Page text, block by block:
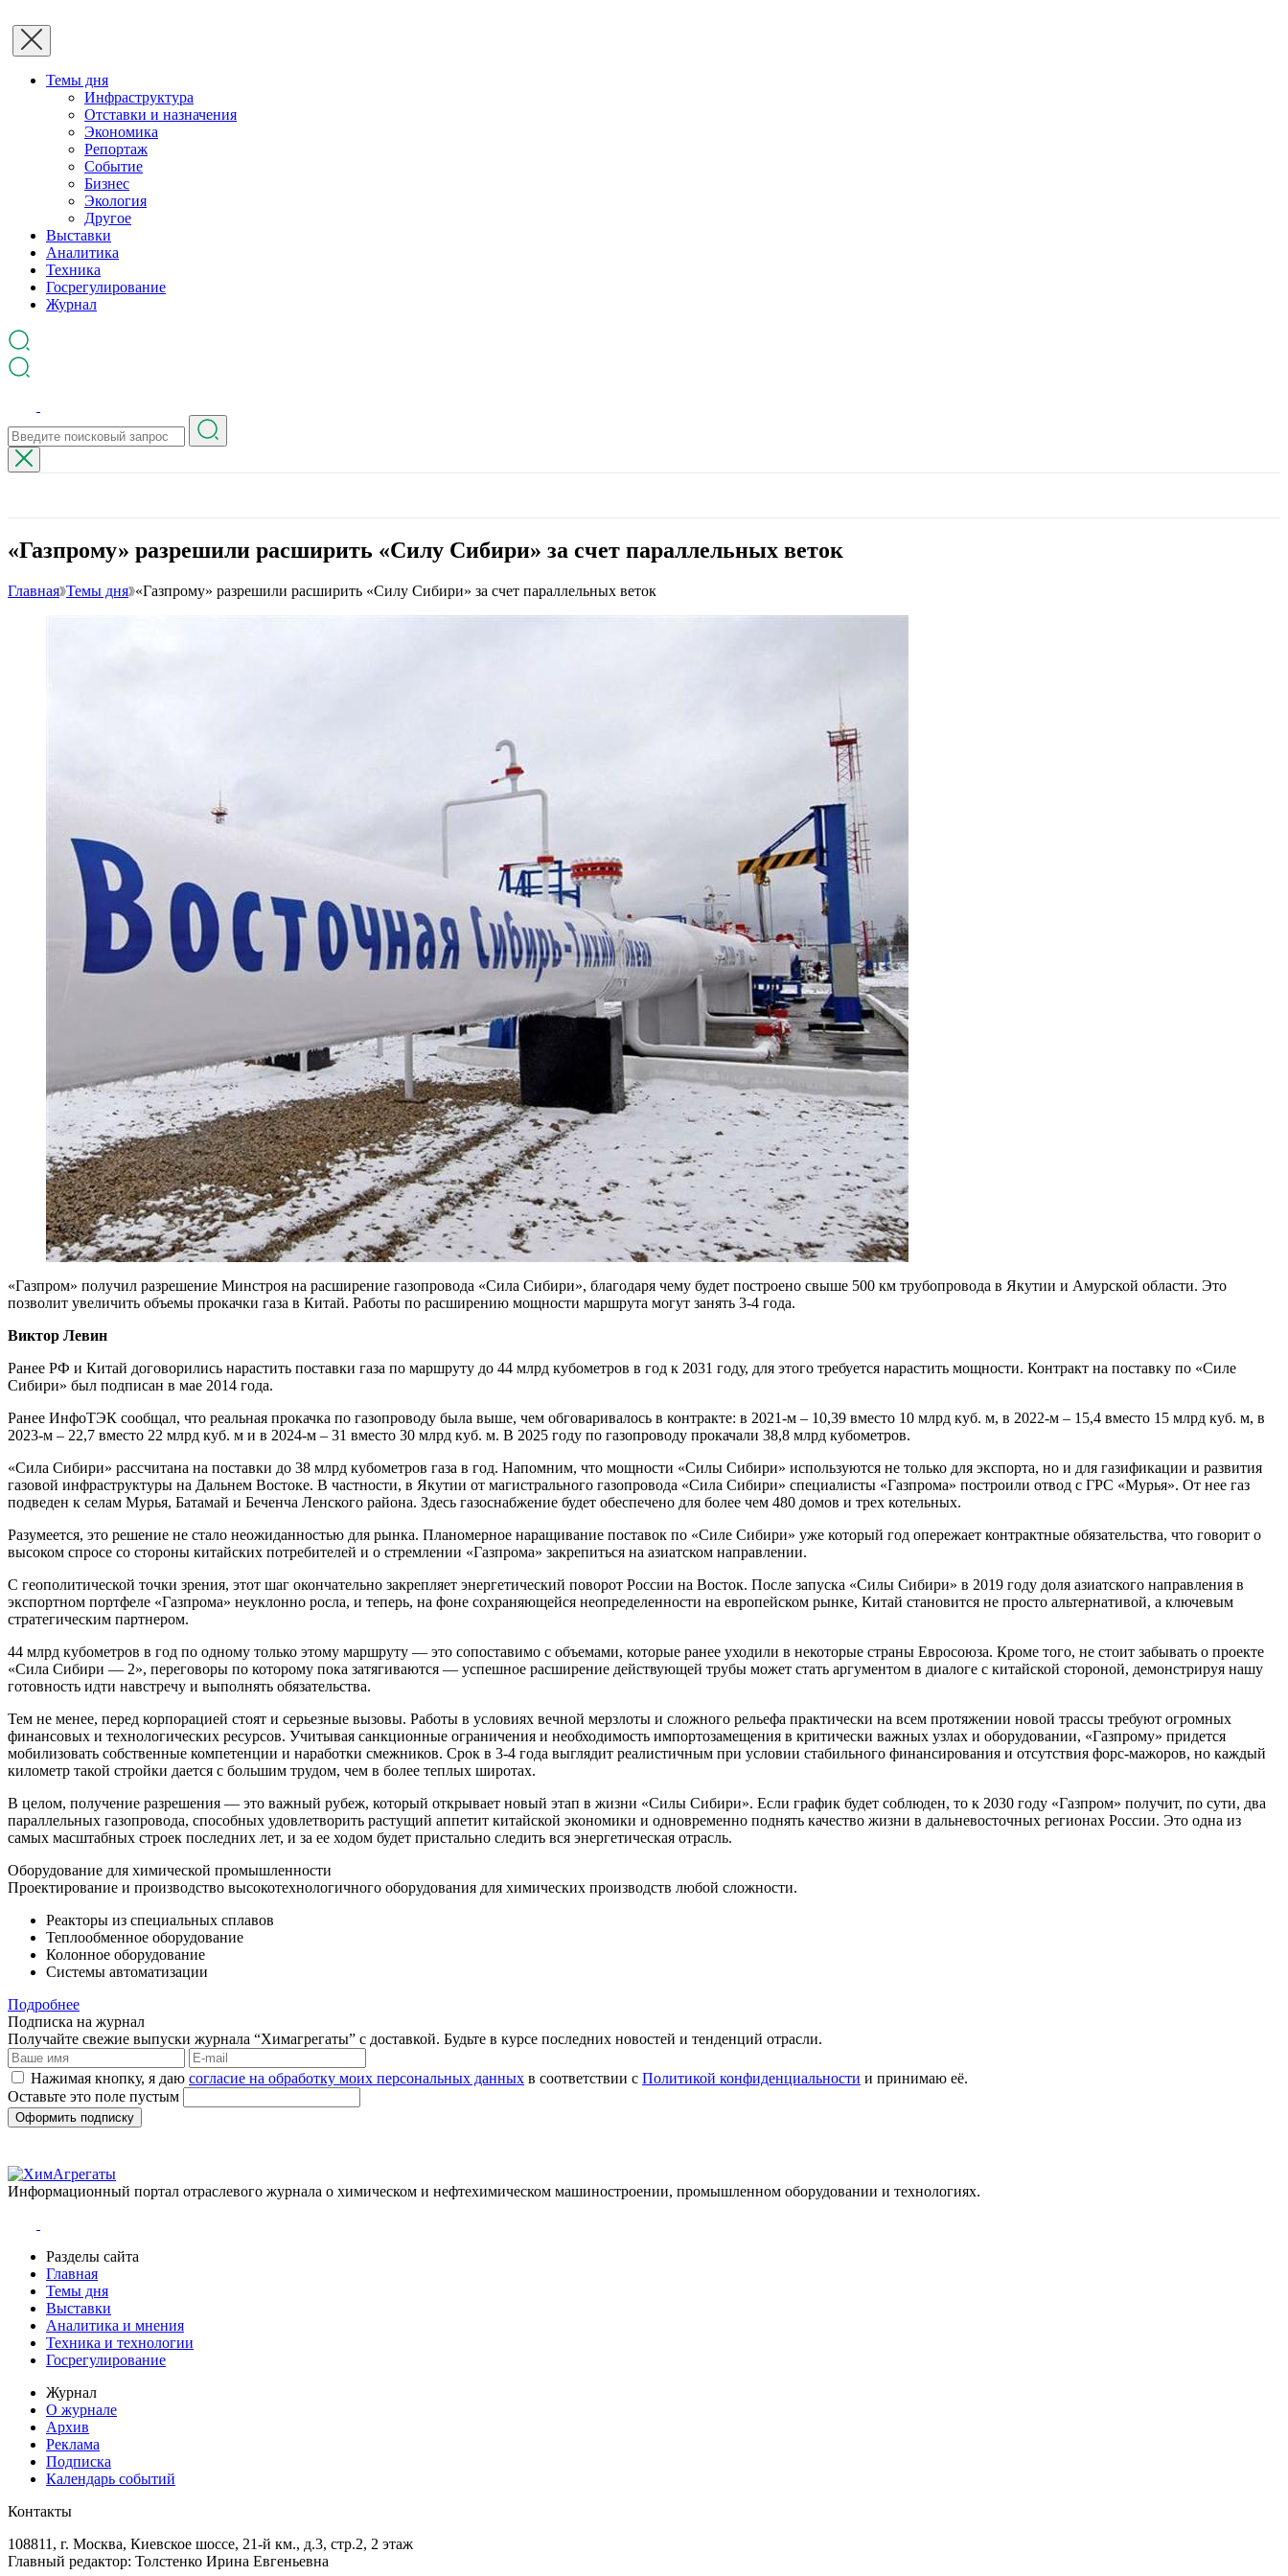
Темы дня
Инфраструктура
Отставки и назначения
Экономика
Репортаж
Событие
Бизнес
Экология
Другое
Выставки
Аналитика
Техника
Госрегулирование
Журнал
«Газпрому» разрешили расширить «Силу Сибири» за счет параллельных веток
Главная Темы дня «Газпрому» разрешили расширить «Силу Сибири» за счет параллельных веток
«Газпром» получил разрешение Минстроя на расширение газопровода «Сила Сибири», благодаря чему будет построено свыше 500 км трубопровода в Якутии и Амурской области. Это
позволит увеличить объемы прокачки газа в Китай. Работы по расширению мощности маршрута могут занять 3-4 года.
Виктор Левин
Ранее РФ и Китай договорились нарастить поставки газа по маршруту до 44 млрд кубометров в год к 2031 году, для этого требуется нарастить мощности. Контракт на поставку по «Силе
Сибири» был подписан в мае 2014 года.
Ранее ИнфоТЭК сообщал, что реальная прокачка по газопроводу была выше, чем обговаривалось в контракте: в 2021-м – 10,39 вместо 10 млрд куб. м, в 2022-м – 15,4 вместо 15 млрд куб. м, в
2023-м – 22,7 вместо 22 млрд куб. м и в 2024-м – 31 вместо 30 млрд куб. м. В 2025 году по газопроводу прокачали 38,8 млрд кубометров.
«Сила Сибири» рассчитана на поставки до 38 млрд кубометров газа в год. Напомним, что мощности «Силы Сибири» используются не только для экспорта, но и для газификации и развития
газовой инфраструктуры на Дальнем Востоке. В частности, в Якутии от магистрального газопровода «Сила Сибири» специалисты «Газпрома» построили отвод с ГРС «Мурья». От нее газ
подведен к селам Мурья, Батамай и Беченча Ленского района. Здесь газоснабжение будет обеспечено для более чем 480 домов и трех котельных.
Разумеется, это решение не стало неожиданностью для рынка. Планомерное наращивание поставок по «Силе Сибири» уже который год опережает контрактные обязательства, что говорит о
высоком спросе со стороны китайских потребителей и о стремлении «Газпрома» закрепиться на азиатском направлении.
С геополитической точки зрения, этот шаг окончательно закрепляет энергетический поворот России на Восток. После запуска «Силы Сибири» в 2019 году доля азиатского направления в
экспортном портфеле «Газпрома» неуклонно росла, и теперь, на фоне сохраняющейся неопределенности на европейском рынке, Китай становится не просто альтернативой, а ключевым
стратегическим партнером.
44 млрд кубометров в год по одному только этому маршруту — это сопоставимо с объемами, которые ранее уходили в некоторые страны Евросоюза. Кроме того, не стоит забывать о проекте
«Сила Сибири — 2», переговоры по которому пока затягиваются — успешное расширение действующей трубы может стать аргументом в диалоге с китайской стороной, демонстрируя нашу
готовность идти навстречу и выполнять обязательства.
Тем не менее, перед корпорацией стоят и серьезные вызовы. Работы в условиях вечной мерзлоты и сложного рельефа практически на всем протяжении новой трассы требуют огромных
финансовых и технологических ресурсов. Учитывая санкционные ограничения и необходимость импортозамещения в критически важных узлах и оборудовании, «Газпрому» придется
мобилизовать собственные компетенции и наработки смежников. Срок в 3-4 года выглядит реалистичным при условии стабильного финансирования и отсутствия форс-мажоров, но каждый
километр такой стройки дается с большим трудом, чем в более теплых широтах.
В целом, получение разрешения — это важный рубеж, который открывает новый этап в жизни «Силы Сибири». Если график будет соблюден, то к 2030 году «Газпром» получит, по сути, два
параллельных газопровода, способных удовлетворить растущий аппетит китайской экономики и одновременно поднять качество жизни в дальневосточных регионах России. Это одна из
самых масштабных строек последних лет, и за ее ходом будет пристально следить вся энергетическая отрасль.
Оборудование для химической промышленности
Проектирование и производство высокотехнологичного оборудования для химических производств любой сложности.
Реакторы из специальных сплавов
Теплообменное оборудование
Колонное оборудование
Системы автоматизации
Подробнее
Подписка на журнал
Получайте свежие выпуски журнала “Химагрегаты” с доставкой. Будьте в курсе последних новостей и тенденций отрасли.
Нажимая кнопку, я даю согласие на обработку моих персональных данных в соответствии с Политикой конфиденциальности и принимаю её.
Оставьте это поле пустым
Оформить подписку
Информационный портал отраслевого журнала о химическом и нефтехимическом машиностроении, промышленном оборудовании и технологиях.
Разделы сайта
Главная
Темы дня
Выставки
Аналитика и мнения
Техника и технологии
Госрегулирование
Журнал
О журнале
Архив
Реклама
Подписка
Календарь событий
Контакты
108811, г. Москва, Киевское шоссе, 21-й км., д.3, стр.2, 2 этаж
Главный редактор: Толстенко Ирина Евгеньевна